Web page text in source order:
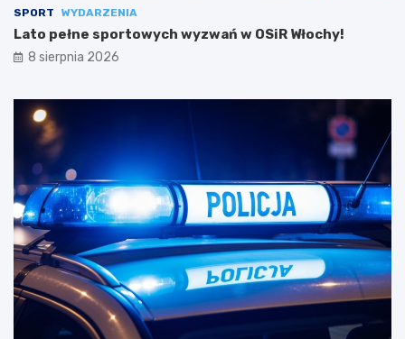
SPORT WYDARZENIA
Lato pełne sportowych wyzwań w OSiR Włochy!
8 sierpnia 2026